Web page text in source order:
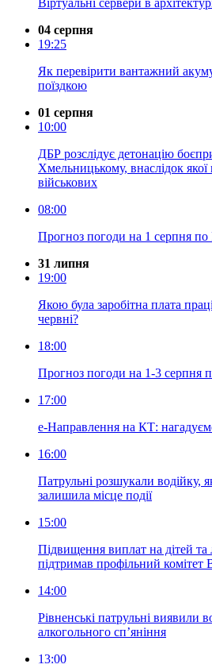
04 серпня
19:25
Як перевірити вантажний
поїздкою
01 серпня
10:00
ДБР розслідує детонацію
Хмельницькому, внаслідок
військових
08:00
Прогноз погоди на 1 серпня по
31 липня
19:00
Якою була заробітна плата
червні?
18:00
Прогноз погоди на 1-3 серпня
17:00
е-Направлення на КТ:
16:00
Патрульні розшукали водійку,
залишила місце події
15:00
Підвищення виплат на дітей та
підтримав профільний комітет
14:00
Рівненські патрульні виявили
алкогольного сп’яніння
13:00